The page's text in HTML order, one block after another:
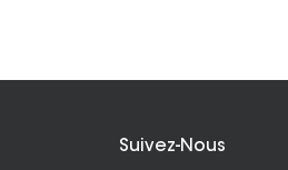
Suivez-Nous